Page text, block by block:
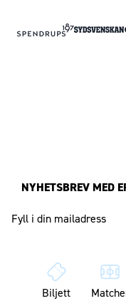
NYHETSBREV MED
Biljett